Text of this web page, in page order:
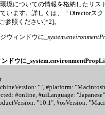
境についての情報を格納したリス
います。詳しくは、「Directorス
参照ください[*2]。
ウィンドウに
ドウに
"", #platform:
#online, #uiLanguage:
"10.1", #osVersion: